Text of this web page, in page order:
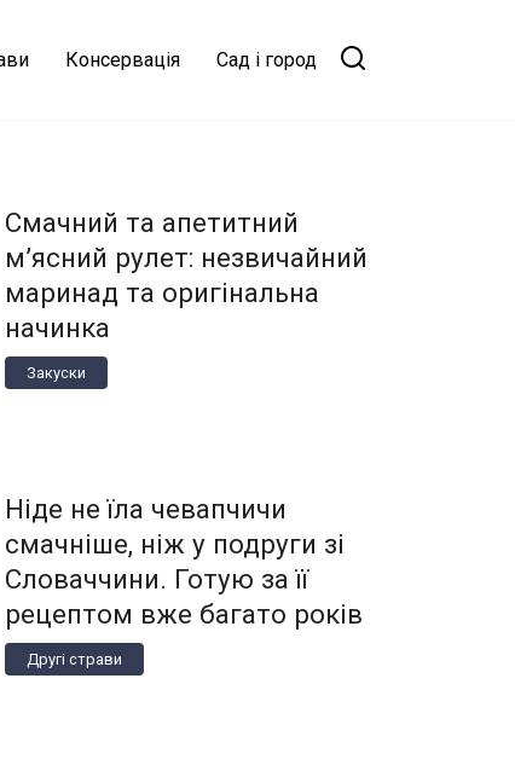
Консервація Сад і город
Смачний та апетитний
м’ясний рулет: незвичайний
маринад та оригінальна
начинка
Закуски
Ніде не їла чевапчичи
смачніше, ніж у подруги зі
Словаччини. Готую за її
рецептом вже багато років
Другі страви